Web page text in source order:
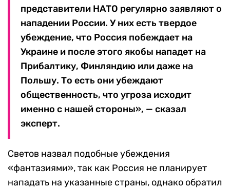
представители НАТО регулярно заявляют о
нападении России. У них есть твердое
убеждение, что Россия побеждает на
Украине и после этого якобы нападет на
Прибалтику, Финляндию или даже на
Польшу. То есть они убеждают
общественность, что угроза исходит
именно с нашей стороны», — сказал
эксперт.
Светов назвал подобные убеждения
«фантазиями», так как Россия не планирует
нападать на указанные страны, однако обратил